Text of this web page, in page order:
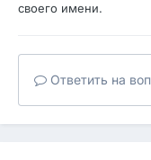
своего имени.
Ответить на